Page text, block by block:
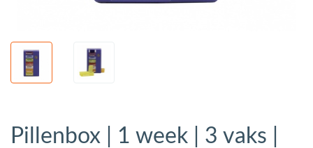
Pillenbox | 1 week | 3 vaks |